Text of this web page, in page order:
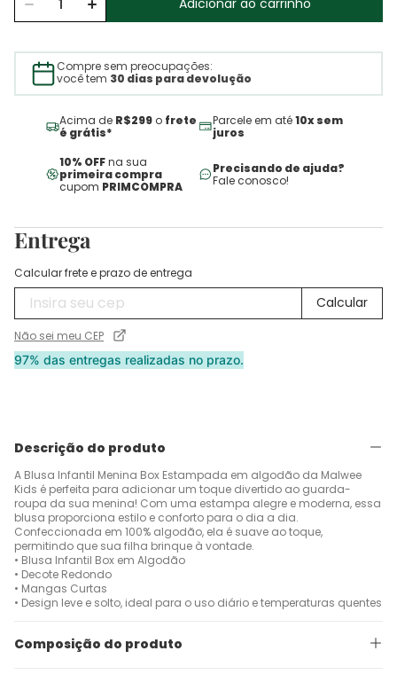
Compre sem preocupações:
você tem 30 dias para devolução
Acima de R$299 o frete
é grátis*
Parcele em até10x sem
juros
10% OFFna sua
primeira compra
cupom PRIMCOMPRA
Precisando de ajuda?
Fale conosco!
Entrega
Calcular frete e prazo de entrega
Não sei meu CEP
97% das entregas realizadas no prazo.
Descrição do produto
A Blusa Infantil Menina Box Estampada em algodão da Malwee
Kids é perfeita para adicionar um toque divertido ao guarda-
roupa da sua menina! Com uma estampa alegre e moderna, essa
blusa proporciona estilo e conforto para o dia a dia.
Confeccionada em 100% algodão, ela é suave ao toque,
permitindo que sua filha brinque à vontade.
• Blusa Infantil Box em Algodão
• Decote Redondo
• Mangas Curtas
• Design leve e solto, ideal para o uso diário e temperaturas quentes
Composição do produto